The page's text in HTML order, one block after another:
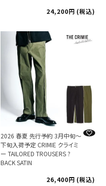
24,200
税込
2026 春夏 先行予約 3月中旬～
下旬入荷予定 CRIMIE クライミ
ー TAILORED TROUSERS ?
BACK SATIN
26,400
税込